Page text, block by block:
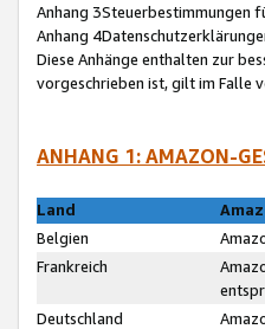
Anhang 3Steuerbestimmungen
Anhang
Diese Anhänge enthalten zur
vorgeschrieben ist, gilt im Falle
ANHANG 1: AMAZON-
Land
Belgien
Frankreich
Deutschland